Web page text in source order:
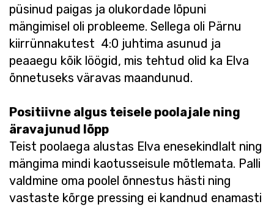
püsinud paigas ja olukordade lõpuni
mängimisel oli probleeme. Sellega oli Pärnu
kiirrünnakutest 4:0 juhtima asunud ja
peaaegu kõik löögid, mis tehtud olid ka Elva
õnnetuseks väravas maandunud.
Positiivne algus teisele poolajale ning
äravajunud lõpp
Teist poolaega alustas Elva enesekindlalt ning
mängima mindi kaotusseisule mõtlemata. Palli
valdmine oma poolel õnnestus hästi ning
vastaste kõrge pressing ei kandnud enamasti